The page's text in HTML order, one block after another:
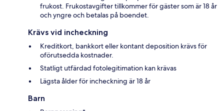
frukost. Frukostavgifter tillkommer för gäster som är 18 år
och yngre och betalas på boendet.
Krävs vid incheckning
Kreditkort, bankkort eller kontant deposition krävs för
oförutsedda kostnader.
Statligt utfärdad fotolegitimation kan krävas
Lägsta ålder för incheckning är 18 år
Barn